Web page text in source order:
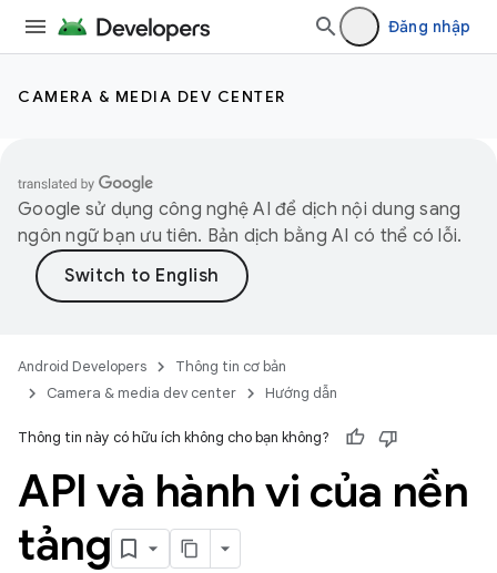
Đăng nhập
CAMERA & MEDIA DEV CENTER
Google sử dụng công nghệ AI để dịch nội dung sang
ngôn ngữ bạn ưu tiên. Bản dịch bằng AI có thể có lỗi.
Android Developers
Thông tin cơ bản
Camera & media dev center
Hướng dẫn
Thông tin này có hữu ích không cho bạn không?
API và hành vi của nền
tảng